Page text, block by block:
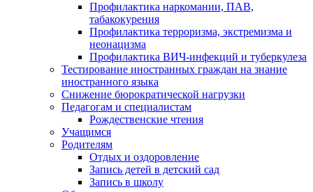
Профилактика наркомании, ПАВ,
табакокурения
Профилактика терроризма, экстремизма и
неонацизма
Профилактика ВИЧ-инфекций и туберкулеза
Тестирование иностранных граждан на знание
иностранного языка
Снижение бюрократической нагрузки
Педагогам и специалистам
Рождественские чтения
Учащимся
Родителям
Отдых и оздоровление
Запись детей в детский сад
Запись в школу